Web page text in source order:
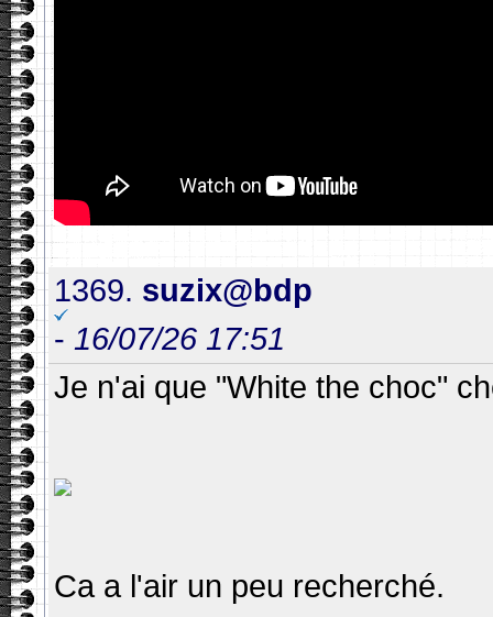
1369. suzix@bdp
- 16/07/26 17:51
Je n'ai que "White the choc"
Ca a l'air un peu recherché.